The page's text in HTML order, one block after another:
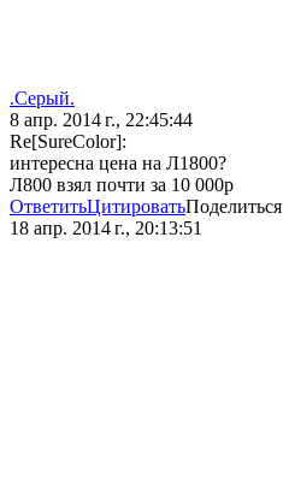
.Серый.
8 апр. 2014 г., 22:45:44
Re[SureColor]:
интересна цена на Л1800?
Л800 взял почти за 10 000р
ОтветитьЦитироватьПоделиться
18 апр. 2014 г., 20:13:51